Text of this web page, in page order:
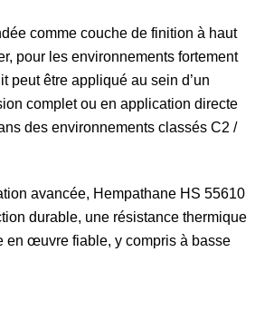
comme couche de finition à haut
pour les environnements fortement
peut être appliqué au sein d’un
complet ou en application directe
des environnements classés C2 /
avancée, Hempathane HS 55610
durable, une résistance thermique
en œuvre fiable, y compris à basse